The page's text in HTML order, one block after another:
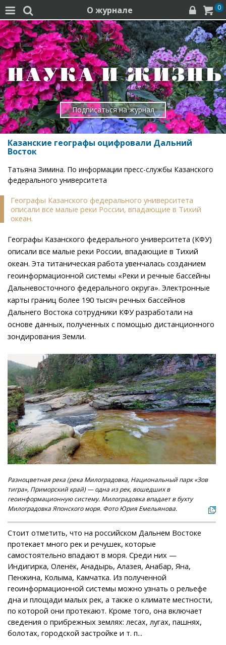
  О журнале   0
Подписаться на журнал
Казанские географы оцифровали Дальний
Восток
Татьяна Зимина. По информации пресс-службы Казанского
федерального университета
Географы Казанского федерального университета
описали все малые реки России, впадающие в Тихий
океан.
Географы Казанского федерального университета (КФУ)
описали все малые реки России, впадающие в Тихий
океан. Эта титаническая работа увенчалась созданием
геоинформационной системы «Реки и речные бассейны
Дальневосточного федерального округа». Электронные
карты границ более 190 тысяч речных бассейнов
Дальнего Востока сотрудники КФУ разработали на
основе данных, полученных с помощью дистанционного
зондирования Земли.
Разноцветная река (река Милоградовка, Национальный парк «Зов
тигра», Приморский край) — одна из рек, вошедших в
геоинформационную систему. Милоградовка впадает в бухту
Милоградовка Японского моря. Фото Юрия Емельянова.
Стоит отметить, что на российском Дальнем Востоке
протекает много рек и речушек, которые
самостоятельно впадают в моря. Среди них —
Индигирка, Оленёк, Анадырь, Алазея, Анабар, Яна,
Пенжина, Колыма, Камчатка. Из полученной
геоинформационной системы можно узнать о рельефе
дна и площади малых рек, а также о климате местности,
по которой они протекают. Кроме того, она включает
сведения о прибрежных землях: лесах, лугах, пашнях,
болотах, городской застройке и т. п...